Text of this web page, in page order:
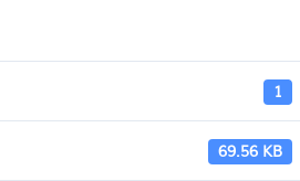
1
69.56 KB